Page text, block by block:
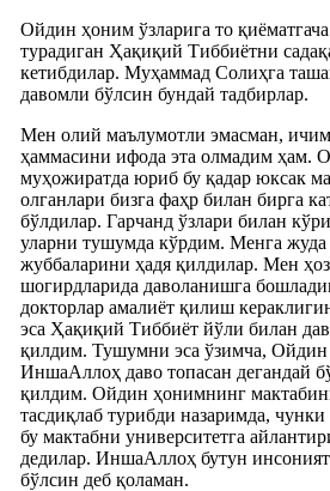
Ойдин ҳоним ўзларига то
турадиган Ҳақиқий Тиббиётни
кетибдилар. Муҳаммад Солиҳга
давомли бўлсин бундай тадбирлар.
Мен олий маълумотли эмасман,
ҳаммасини ифода эта олмадим ҳам.
муҳожиратда юриб бу қадар юксак
олганлари бизга фаҳр билан бирга
бўлдилар. Гарчанд ўзлари билан
уларни тушумда кўрдим. Менга
жуббаларини ҳадя қилдилар. Мен
шогирдларида даволанишга
докторлар амалиёт қилиш
эса Ҳақиқий Тиббиёт йўли билан
қилдим. Тушумни эса ўзимча, Ойдин
ИншаАллоҳ даво топасан дегандай
қилдим. Ойдин ҳонимнинг
тасдиқлаб турибди назаримда,
бу мактабни университетга
дедилар. ИншаАллоҳ бутун
бўлсин деб қоламан.